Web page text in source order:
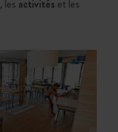
, les activités et les